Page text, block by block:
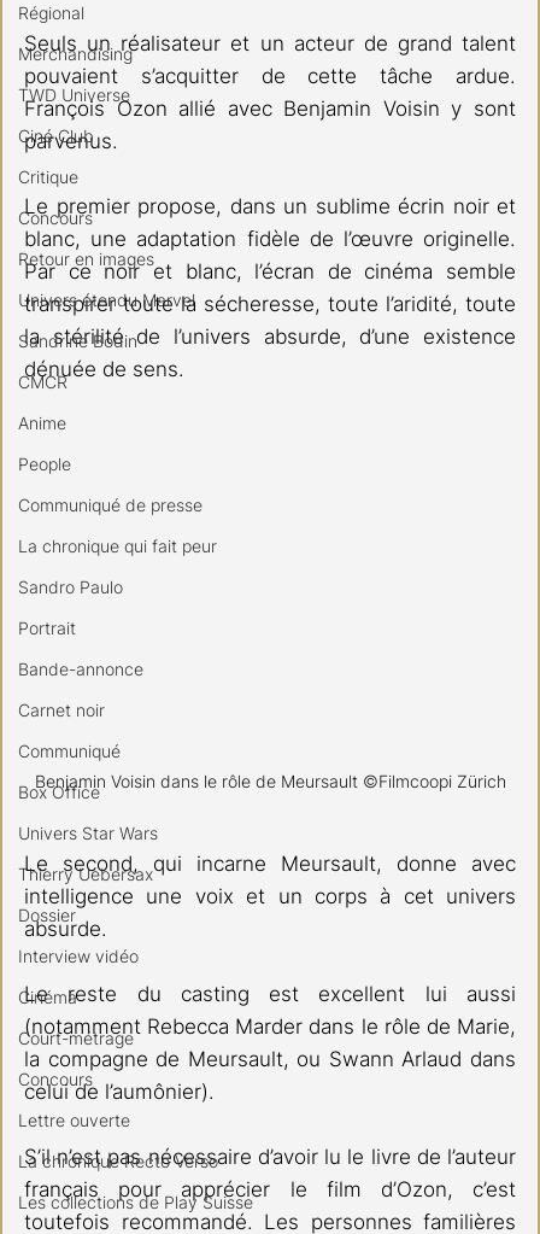
Régional
Merchandising
TWD Universe
Ciné Club
Critique
Concours
Retour en images
Univers étendu Marvel
Sandrine Bodin
CMCR
Anime
People
Communiqué de presse
La chronique qui fait peur
Sandro Paulo
Portrait
Bande-annonce
Carnet noir
Communiqué
Box Office
Univers Star Wars
Thierry Uebersax
Dossier
Interview vidéo
Cinéma
Court-métrage
Concours
Lettre ouverte
La chronique Recto Verso
Les collections de Play Suisse
Seuls un réalisateur et un acteur de grand talent
pouvaient s’acquitter de cette tâche ardue.
François Ozon allié avec Benjamin Voisin y sont
parvenus.
Le premier propose, dans un sublime écrin noir et
blanc, une adaptation fidèle de l’œuvre originelle.
Par ce noir et blanc, l’écran de cinéma semble
transpirer toute la sécheresse, toute l’aridité, toute
la stérilité de l’univers absurde, d’une existence
dénuée de sens.
Benjamin Voisin dans le rôle de Meursault ©Filmcoopi Zürich
Le second, qui incarne Meursault, donne avec
intelligence une voix et un corps à cet univers
absurde.
Le reste du casting est excellent lui aussi
(notamment Rebecca Marder dans le rôle de Marie,
la compagne de Meursault, ou Swann Arlaud dans
celui de l’aumônier).
S’il n’est pas nécessaire d’avoir lu le livre de l’auteur
français pour apprécier le film d’Ozon, c’est
toutefois recommandé. Les personnes familières